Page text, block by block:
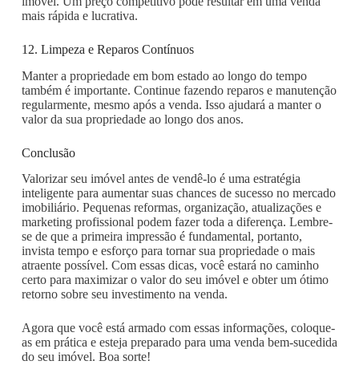
mais rápida e lucrativa.
12. Limpeza e Reparos Contínuos
Manter a propriedade em bom estado ao longo do tempo
também é importante. Continue fazendo reparos e manutenção
regularmente, mesmo após a venda. Isso ajudará a manter o
valor da sua propriedade ao longo dos anos.
Conclusão
Valorizar seu imóvel antes de vendê-lo é uma estratégia
inteligente para aumentar suas chances de sucesso no mercado
imobiliário. Pequenas reformas, organização, atualizações e
marketing profissional podem fazer toda a diferença. Lembre-
se de que a primeira impressão é fundamental, portanto,
invista tempo e esforço para tornar sua propriedade o mais
atraente possível. Com essas dicas, você estará no caminho
certo para maximizar o valor do seu imóvel e obter um ótimo
retorno sobre seu investimento na venda.
Agora que você está armado com essas informações, coloque-
as em prática e esteja preparado para uma venda bem-sucedida
do seu imóvel. Boa sorte!